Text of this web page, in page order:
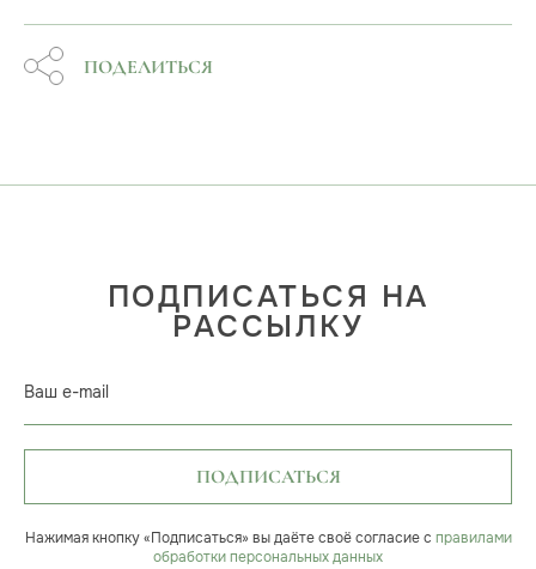
ПОДЕЛИТЬСЯ
ПОДПИСАТЬСЯ НА
РАССЫЛКУ
Ваш e-mail
ПОДПИСАТЬСЯ
Нажимая кнопку «Подписаться» вы даёте своё согласие с правилами
обработки персональных данных